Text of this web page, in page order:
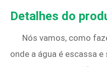
Detalhes do
Nós vamos, como
onde a água é escassa